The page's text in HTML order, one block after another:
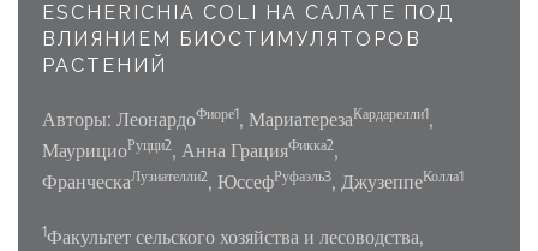
ESCHERICHIA COLI НА САЛАТЕ ПОД
ВЛИЯНИЕМ БИОСТИМУЛЯТОРОВ
РАСТЕНИЙ
Авторы: ЛеонардоФиоре1, МариатерезаКардарелли1,
МаурициоРуцци2, Анна ГрацияФикка2,
ФранческаЛузиателли2, ЮссефРуфаэль3, ДжузеппеКолла1
1Факультет сельского хозяйства и лесоводства,